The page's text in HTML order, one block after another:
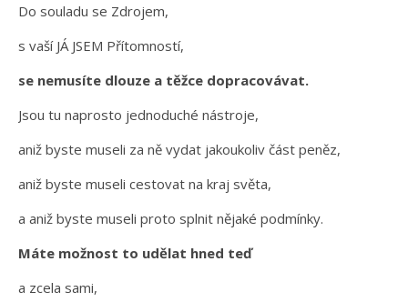
Do souladu se Zdrojem,
s vaší JÁ JSEM Přítomností,
se nemusíte dlouze a těžce dopracovávat.
Jsou tu naprosto jednoduché nástroje,
aniž byste museli za ně vydat jakoukoliv část peněz,
aniž byste museli cestovat na kraj světa,
a aniž byste museli proto splnit nějaké podmínky.
Máte možnost to udělat hned teď
a zcela sami,